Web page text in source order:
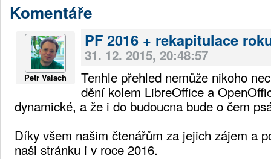
Komentáře
Petr Valach
PF 2016 + rekapitulace
31. 12. 2015, 20:48:57
Tenhle přehled nemůže nikoho
dění kolem LibreOffice a
dynamické, a že i do budoucna bude o čem
Díky všem našim čtenářům za jejich zájem a
naši stránku i v roce 2016.